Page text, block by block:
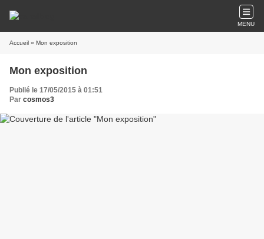
MENU
Accueil » Mon exposition
Mon exposition
Publié le 17/05/2015 à 01:51
Par cosmos3